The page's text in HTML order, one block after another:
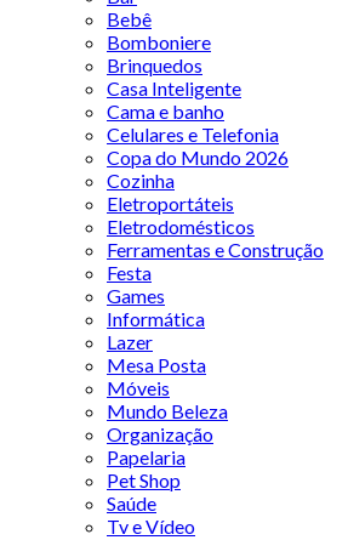
Bebê
Bomboniere
Brinquedos
Casa Inteligente
Cama e banho
Celulares e Telefonia
Copa do Mundo 2026
Cozinha
Eletroportáteis
Eletrodomésticos
Ferramentas e Construção
Festa
Games
Informática
Lazer
Mesa Posta
Móveis
Mundo Beleza
Organização
Papelaria
Pet Shop
Saúde
Tv e Vídeo